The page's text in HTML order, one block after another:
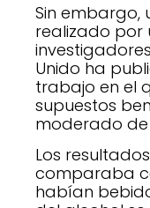
Sin embargo,
realizado por
Unido ha
trabajo en el
supuestos
moderado
Los
comparaba
habían